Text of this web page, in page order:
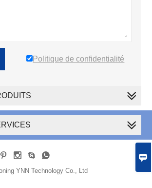

Politique de confidentialité
   
YNN Technology Co., Ltd